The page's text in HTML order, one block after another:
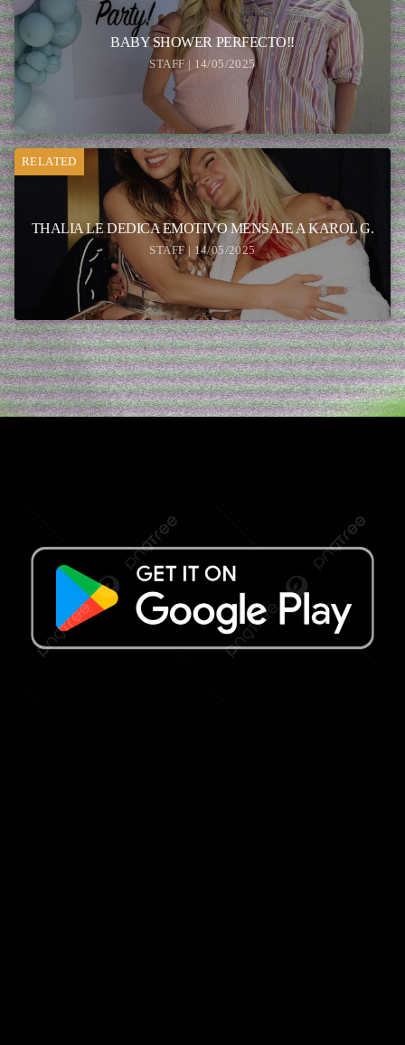
BABY SHOWER PERFECTO!!
STAFF | 14/05/2025
RELATED
THALIA LE DEDICA EMOTIVO MENSAJE A KAROL G.
STAFF | 14/05/2025